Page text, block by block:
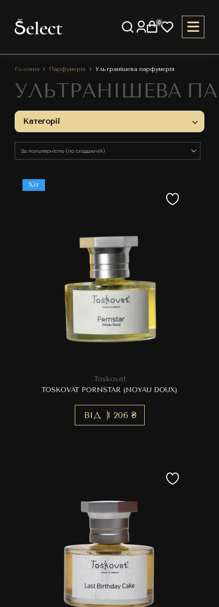
0
Головна Парфумерія Ультранішева парфумерія
УЛЬТРАНІШЕВА
Категорії
Хіт
Toskovat
TOSKOVAT PORNSTAR (NOYAU DOUX)
ВІД 1 206 ₴